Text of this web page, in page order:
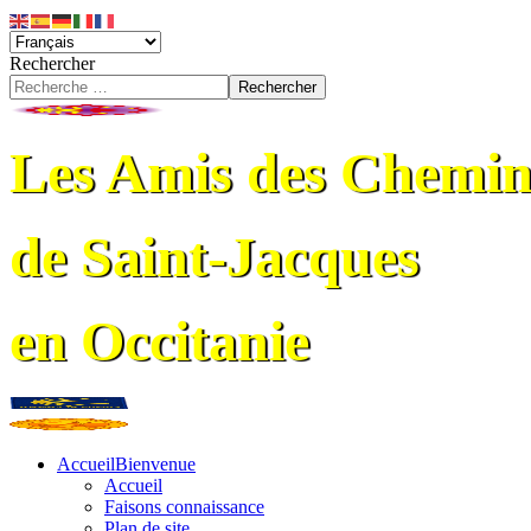
Rechercher
Rechercher
Les Amis des
de Saint-Jacques
en Occitanie
AccueilBienvenue
Accueil
Faisons connaissance